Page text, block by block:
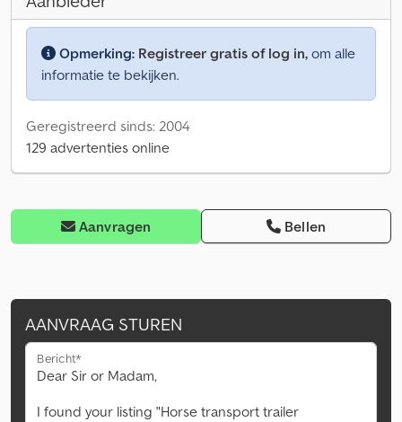
Opmerking: Registreer gratis of log in, om alle
informatie te bekijken.
Geregistreerd sinds: 2004
129 advertenties online
Aanvragen Bellen
AANVRAAG STUREN
Bericht*